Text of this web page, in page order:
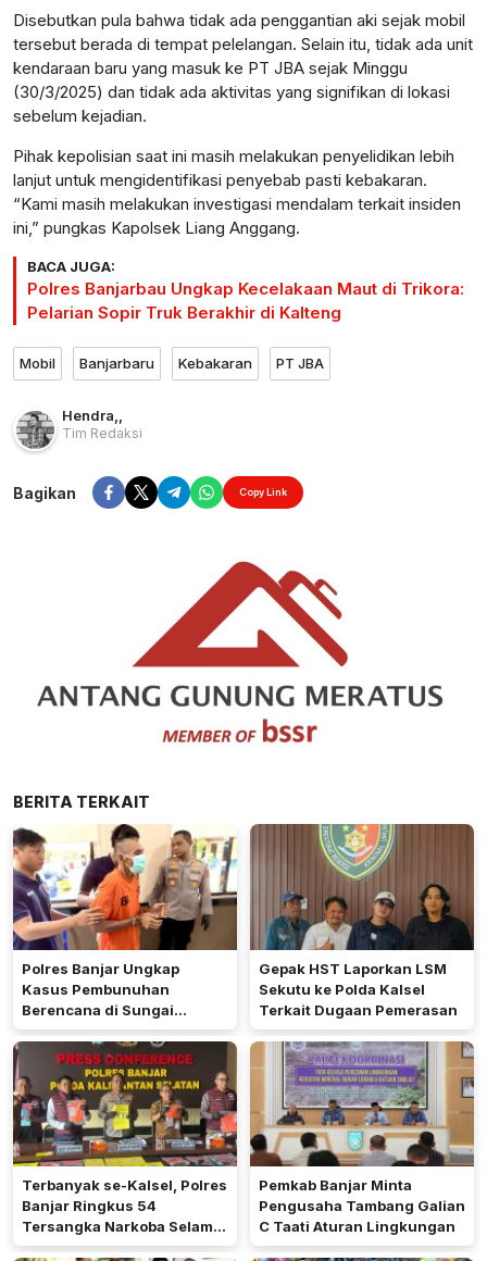
Disebutkan pula bahwa tidak ada penggantian aki sejak mobil
tersebut berada di tempat pelelangan. Selain itu, tidak ada unit
kendaraan baru yang masuk ke PT JBA sejak Minggu
(30/3/2025) dan tidak ada aktivitas yang signifikan di lokasi
sebelum kejadian.
Pihak kepolisian saat ini masih melakukan penyelidikan lebih
lanjut untuk mengidentifikasi penyebab pasti kebakaran.
“Kami masih melakukan investigasi mendalam terkait insiden
ini,” pungkas Kapolsek Liang Anggang.
BACA JUGA:
Polres Banjarbau Ungkap Kecelakaan Maut di Trikora:
Pelarian Sopir Truk Berakhir di Kalteng
Mobil Banjarbaru Kebakaran PT JBA
Hendra
Tim Redaksi
Bagikan Copy Link
BERITA TERKAIT
Polres Banjar Ungkap
Kasus Pembunuhan
Berencana di Sungai
Pinang
Gepak HST Laporkan LSM
Sekutu ke Polda Kalsel
Terkait Dugaan Pemerasan
Terbanyak se-Kalsel, Polres
Banjar Ringkus 54
Tersangka Narkoba Selama
Operasi Antik 2026
Pemkab Banjar Minta
Pengusaha Tambang Galian
C Taati Aturan Lingkungan